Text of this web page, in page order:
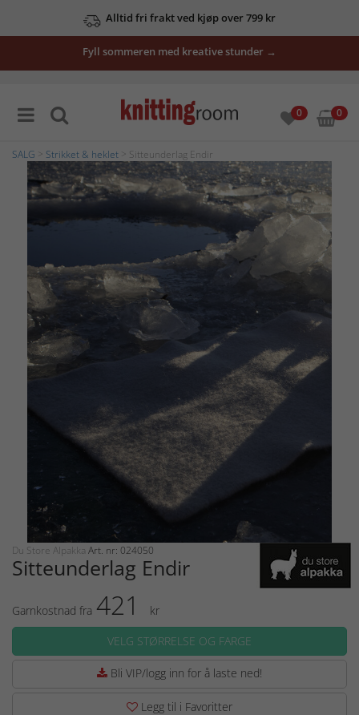
Alltid fri frakt ved kjøp over 799 kr
Fyll sommeren med kreative stunder →
0 0
SALG Strikket & heklet > Sitteunderlag Endir
Du Store Alpakka Art. nr: 024050
Sitteunderlag Endir
Garnkostnad fra 421
kr
VELG STØRRELSE OG FARGE
Bli VIP/logg inn for å laste ned!
Legg til i Favoritter